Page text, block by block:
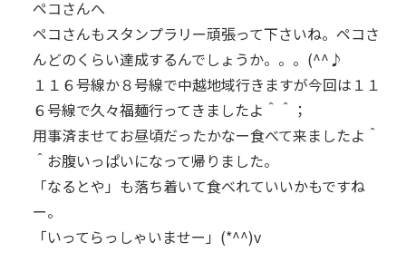
ペコさんへ
ペコさんもスタンプラリー頑張って下さいね。ペコさ
んどのくらい達成するんでしょうか。。。(^^♪
１１６号線か８号線で中越地域行きますが今回は１１
６号線で久々福麺行ってきましたよ＾＾；
用事済ませてお昼頃だったかなー食べて来ましたよ＾
＾お腹いっぱいになって帰りました。
「なるとや」も落ち着いて食べれていいかもですね
ー。
「いってらっしゃいませー」(*^^)v